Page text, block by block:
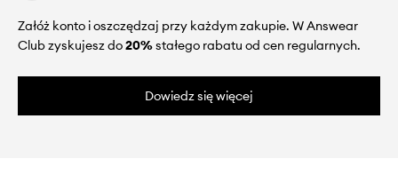
Załóż konto i oszczędzaj przy każdym zakupie. W Answear
Club zyskujesz do20%stałego rabatu od cen regularnych.
Dowiedz się więcej